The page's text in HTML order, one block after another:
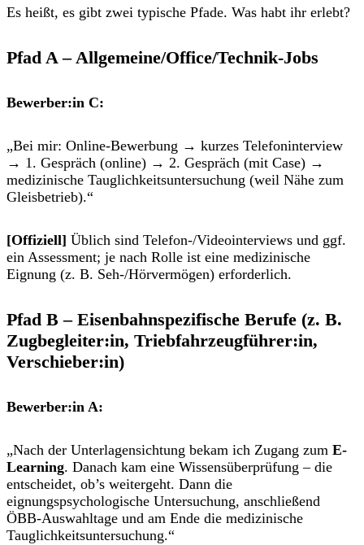
Es heißt, es gibt zwei typische Pfade. Was habt ihr erlebt?
Pfad A – Allgemeine/Office/Technik-Jobs
Bewerber:in C:
„Bei mir: Online-Bewerbung → kurzes Telefoninterview
→ 1. Gespräch (online) → 2. Gespräch (mit Case) →
medizinische Tauglichkeitsuntersuchung (weil Nähe zum
Gleisbetrieb).“
[Offiziell] Üblich sind Telefon-/Videointerviews und ggf.
ein Assessment; je nach Rolle ist eine medizinische
Eignung (z. B. Seh-/Hörvermögen) erforderlich.
Pfad B – Eisenbahnspezifische Berufe (z. B.
Zugbegleiter:in, Triebfahrzeugführer:in,
Verschieber:in)
Bewerber:in A:
„Nach der Unterlagensichtung bekam ich Zugang zum E-
Learning. Danach kam eine Wissensüberprüfung – die
entscheidet, ob’s weitergeht. Dann die
eignungspsychologische Untersuchung, anschließend
ÖBB-Auswahltage und am Ende die medizinische
Tauglichkeitsuntersuchung.“